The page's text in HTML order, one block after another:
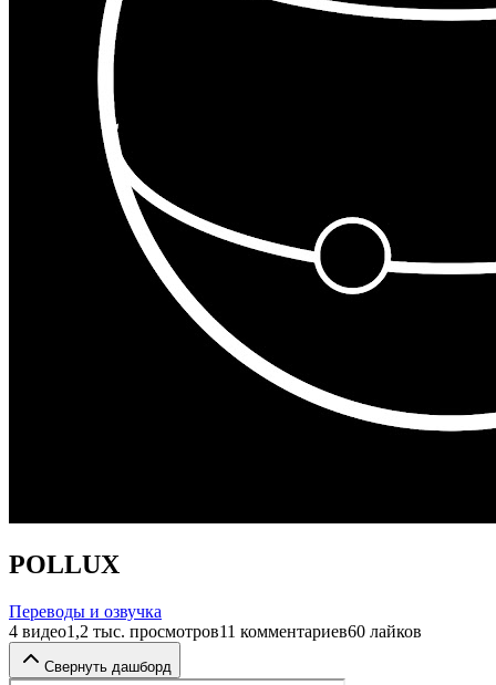
POLLUX
Переводы и озвучка
4 видео1,2 тыс. просмотров11 комментариев60 лайков
Свернуть дашборд